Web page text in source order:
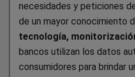
necesidades y peticiones
de un mayor conocimiento
tecnología,
bancos utilizan los datos
consumidores para brindar